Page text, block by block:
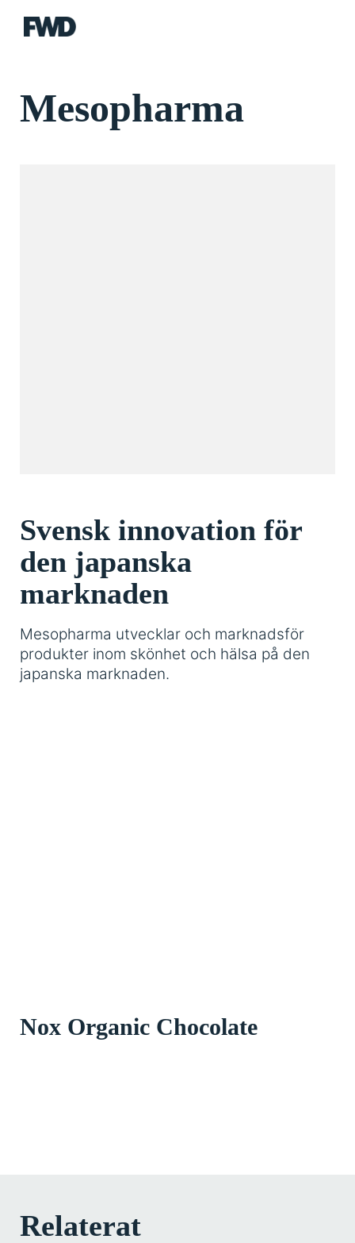
FWD
Mesopharma
Svensk innovation för
den japanska
marknaden
Mesopharma utvecklar och marknadsför
produkter inom skönhet och hälsa på den
japanska marknaden.
Nox Organic Chocolate
Relaterat